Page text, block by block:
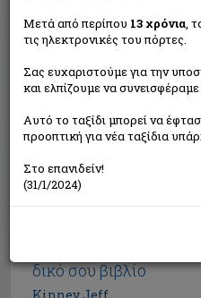
Το ημερολόγιο ενός
δικό σου βιβλίο
Μετά από περίπου 13 χρόνια,
τις ηλεκτρονικές του πόρτες.
Σας ευχαριστούμε για την
και ελπίζουμε να
Αυτό το ταξίδι μπορεί να
προοπτική για νέα ταξίδια
Στο επανιδείν!
(31/1/2024)